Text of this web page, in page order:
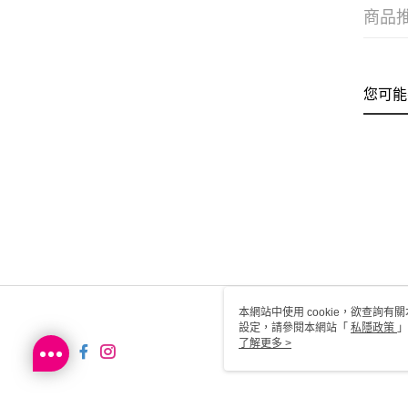
商品
您可
本網站中使用 cookie，欲查詢有
設定，請參閱本網站「 私隱政策
用 cookie。
了解更多 >